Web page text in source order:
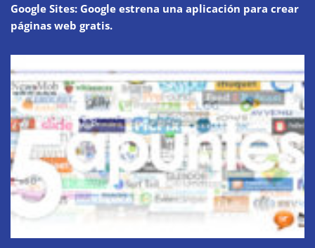
Google Sites: Google estrena una aplicación para crear
páginas web gratis.